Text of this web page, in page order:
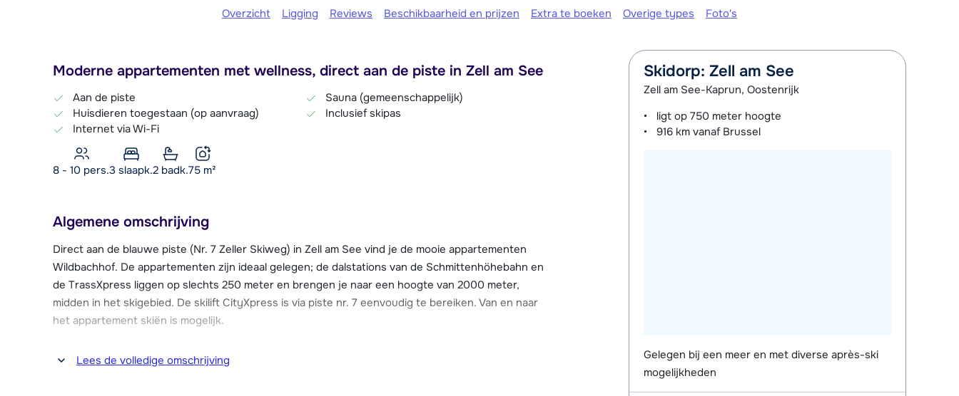
Overzicht Ligging Reviews Beschikbaarheid en prijzen Extra te boeken Overige types Foto's
Moderne appartementen met wellness, direct aan de piste in Zell am See
Aan de piste
Huisdieren toegestaan (op aanvraag)
Internet via Wi-Fi
Sauna (gemeenschappelijk)
Inclusief skipas
8 - 10 pers.3 slaapk.2 badk.75 m²
Algemene omschrijving
Direct aan de blauwe piste (Nr. 7 Zeller Skiweg) in Zell am See vind je de mooie appartementen
Wildbachhof. De appartementen zijn ideaal gelegen; de dalstations van de Schmittenhöhebahn en
de TrassXpress liggen op slechts 250 meter en brengen je naar een hoogte van 2000 meter,
midden in het skigebied. De skilift CityXpress is via piste nr. 7 eenvoudig te bereiken. Van en naar
het appartement skiën is mogelijk.
Ook de Sonnenalmbahn en de sleepliften Fallegg- en Schmidolinlift met kinderclub liggen dichtbij
Lees de volledige omschrijving
Skidorp: Zell am See
Zell am See-Kaprun, Oostenrijk
ligt op750 meter hoogte
916 km vanaf Brussel
Gelegen bij een meer en met diverse après-ski
mogelijkheden